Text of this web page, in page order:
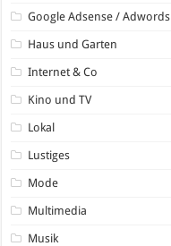
Google Adsense / Adwords
Haus und Garten
Internet & Co
Kino und TV
Lokal
Lustiges
Mode
Multimedia
Musik